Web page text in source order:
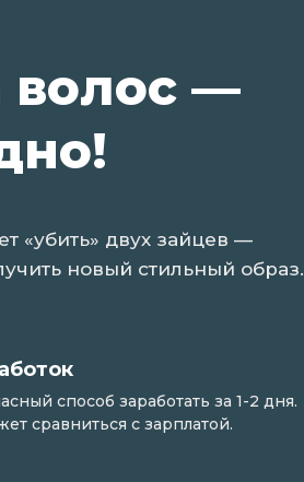
—
«убить» двух зайцев —
новый стильный образ.
способ заработать за 1-2 дня.
сравниться с зарплатой.